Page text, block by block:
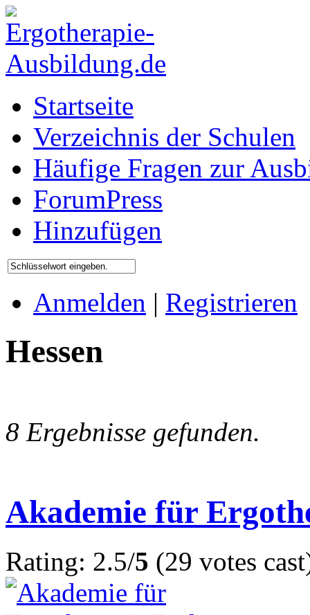
Startseite
Verzeichnis der Schulen
Häufige Fragen zur
ForumPress
Hinzufügen
Anmelden | Registrieren
Hessen
8 Ergebnisse gefunden.
Akademie für
Rating: 2.5/5 (29 votes